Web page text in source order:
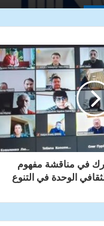
في مناقشة مفهوم
الوحدة في التنوع